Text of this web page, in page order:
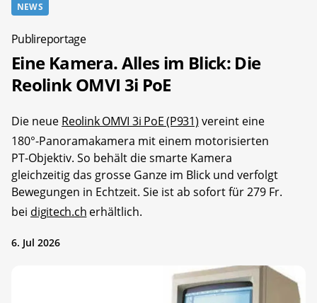
NEWS
Publireportage
Eine Kamera. Alles im Blick: Die
Reolink OMVI 3i PoE
Die neue Reolink OMVI 3i PoE (P931) vereint eine
180°-Panoramakamera mit einem motorisierten
PT-Objektiv. So behält die smarte Kamera
gleichzeitig das grosse Ganze im Blick und verfolgt
Bewegungen in Echtzeit. Sie ist ab sofort für 279 Fr.
bei digitech.ch erhältlich.
6. Jul 2026